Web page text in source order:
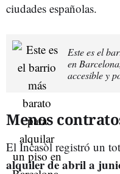
ciudades españolas.
Este es el
en
accesible y
Menos
El Incasòl registró un
alquiler de abril a